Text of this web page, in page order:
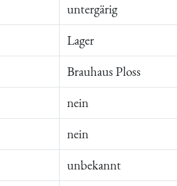
untergärig
Lager
Brauhaus Ploss
nein
nein
unbekannt